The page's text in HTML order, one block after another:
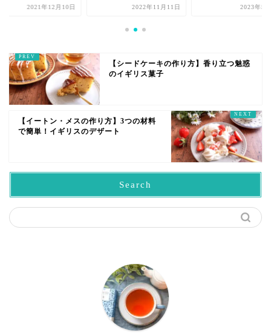
2022年11月11日 2023年5月26日 2021年12
【シードケーキの作り方】香り立つ魅惑
のイギリス菓子
【イートン・メスの作り方】3つの材料
で簡単！イギリスのデザート
Search